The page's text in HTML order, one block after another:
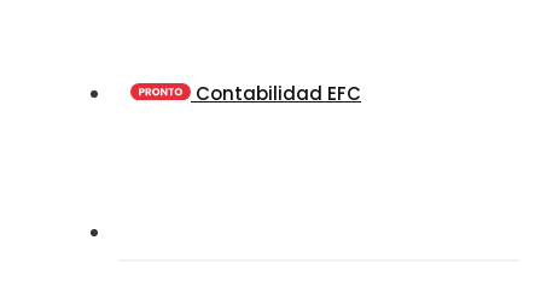
Contabilidad EFC